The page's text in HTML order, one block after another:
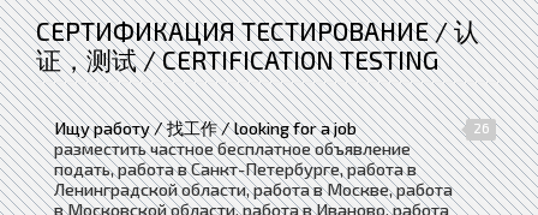
СЕРТИФИКАЦИЯ ТЕСТИРОВАНИЕ / 认
证，测试 / CERTIFICATION TESTING
Ищу работу / 找工作 / looking for a job 26
разместить частное бесплатное объявление
подать, работа в Санкт-Петербурге, работа в
Ленинградской области, работа в Москве, работа
в Московской области, работа в Иваново, работа